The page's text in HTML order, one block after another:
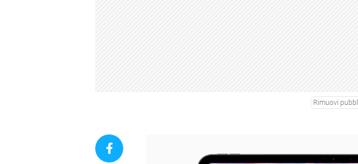
Rimuovi